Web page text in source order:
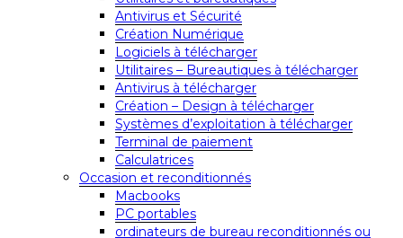
Antivirus et Sécurité
Création Numérique
Logiciels à télécharger
Utilitaires – Bureautiques à télécharger
Antivirus à télécharger
Création – Design à télécharger
Systèmes d’exploitation à télécharger
Terminal de paiement
Calculatrices
Occasion et reconditionnés
Macbooks
PC portables
ordinateurs de bureau reconditionnés ou